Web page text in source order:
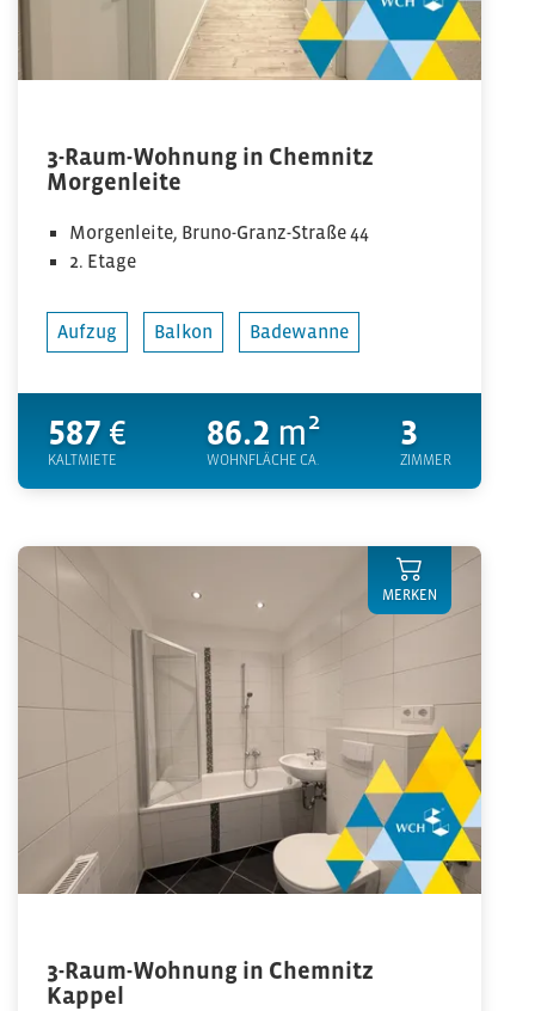
3-Raum-Wohnung in Chemnitz
Morgenleite
Morgenleite, Bruno-Granz-Straße 44
2. Etage
Aufzug Balkon Badewanne
587 €
KALTMIETE
86.2 m²
WOHNFLÄCHE CA.
3
ZIMMER
3-Raum-Wohnung in Chemnitz
Kappel
MERKEN